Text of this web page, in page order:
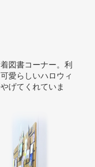
図書コーナー。利
愛らしいハロウィ
げてくれていま